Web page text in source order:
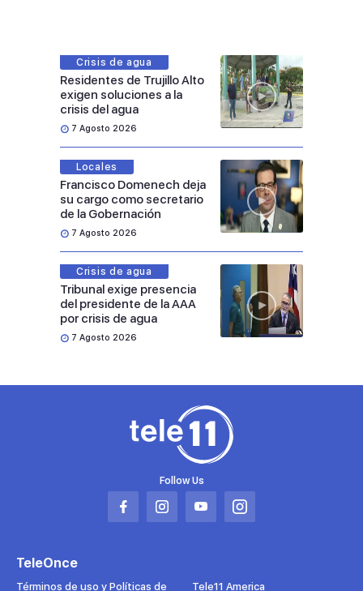
Crisis de agua
Residentes de Trujillo Alto
exigen soluciones a la
crisis del agua
7 Agosto 2026
Locales
Francisco Domenech deja
su cargo como secretario
de la Gobernación
7 Agosto 2026
Crisis de agua
Tribunal exige presencia
del presidente de la AAA
por crisis de agua
7 Agosto 2026
Follow Us
Abrir
pestaña
Abrir
pestaña
Abrir
pestaña
Abrir
pestaña
TeleOnce
Términos de uso y Políticas de Tele11 America